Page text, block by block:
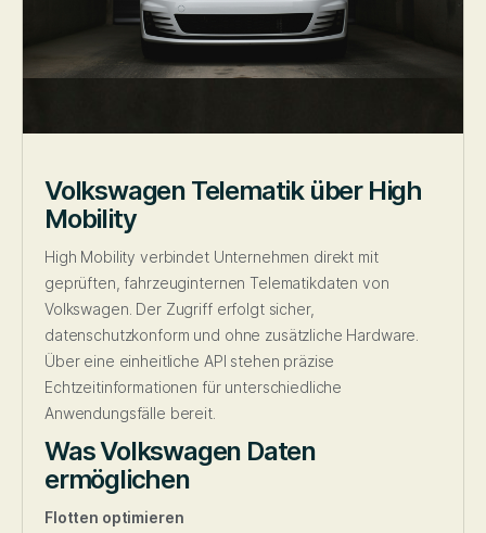
Volkswagen Telematik über High
Mobility
High Mobility verbindet Unternehmen direkt mit
geprüften, fahrzeuginternen Telematikdaten von
Volkswagen. Der Zugriff erfolgt sicher,
datenschutzkonform und ohne zusätzliche Hardware.
Über eine einheitliche API stehen präzise
Echtzeitinformationen für unterschiedliche
Anwendungsfälle bereit.
Was Volkswagen Daten
ermöglichen
Flotten optimieren